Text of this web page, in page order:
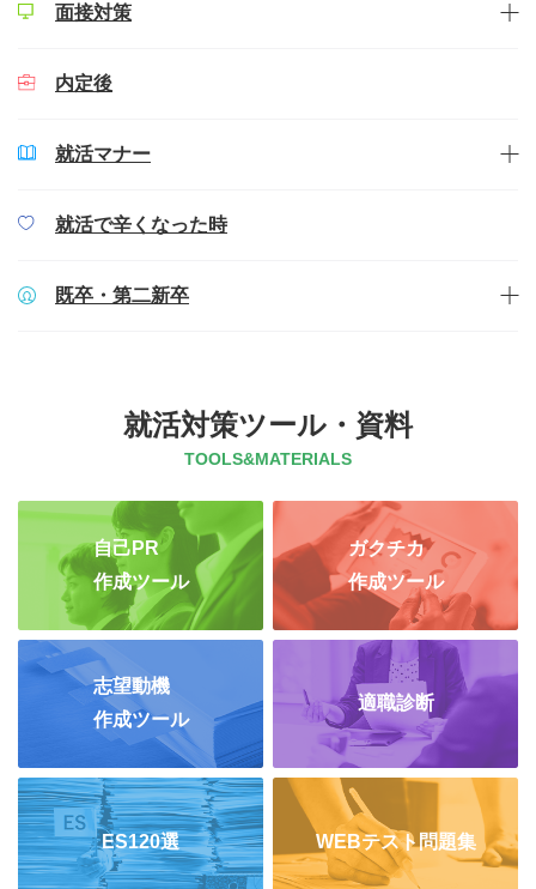
面接対策
内定後
就活マナー
就活で辛くなった時
既卒・第二新卒
就活対策ツール・資料
TOOLS&MATERIALS
自己PR
作成ツール
ガクチカ
作成ツール
志望動機
作成ツール
適職診断
ES120選 WEBテスト問題集